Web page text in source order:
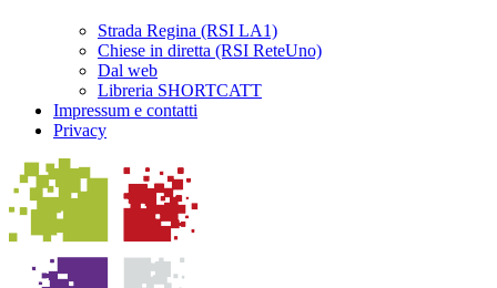
Strada Regina (RSI LA1)
Chiese in diretta (RSI ReteUno)
Dal web
Libreria SHORTCATT
Impressum e contatti
Privacy